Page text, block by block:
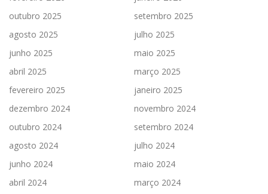
outubro 2025
setembro 2025
agosto 2025
julho 2025
junho 2025
maio 2025
abril 2025
março 2025
fevereiro 2025
janeiro 2025
dezembro 2024
novembro 2024
outubro 2024
setembro 2024
agosto 2024
julho 2024
junho 2024
maio 2024
abril 2024
março 2024